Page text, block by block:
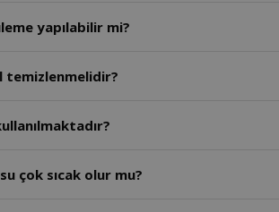
yapılabilir mi?
temizlenmelidir?
Kazanlı Ütü kilidi nasıl kullanılmaktadır?
çok sıcak olur mu?